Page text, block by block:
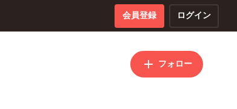
会員登録 ログイン
フォロー